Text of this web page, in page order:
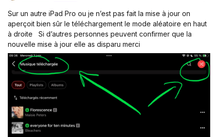
Sur un autre iPad Pro ou je n’est pas fait la mise à jour on
aperçoit bien sûr le téléchargement le mode aléatoire en haut
à droite Si d’autres personnes peuvent confirmer que la
nouvelle mise à jour elle as disparu merci